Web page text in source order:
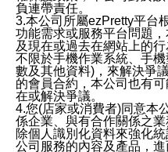
負連帶責任。
3.本公司所屬ezPretty平台
功能需求或服務平台問題
及現在或過去在網站上的
不限於手機作業系統、手
數及其他資料)，來解決爭
的會員合約，本公司也有
在或解決爭議。
4.您(店家或消費者)同意本
係企業、與有合作關係之
除個人識別化資料來強化
公司服務的內容及產品，